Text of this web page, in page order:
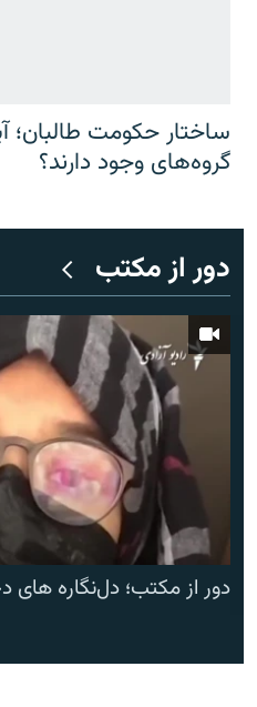
ساختار حکومت طالبان؛
گروه‌های وجود دارند؟
دور از مکتب
دور از مکتب؛ دل‌نگاره های